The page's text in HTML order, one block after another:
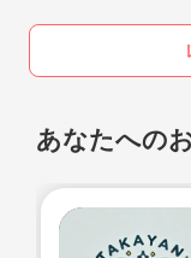
あなたへの